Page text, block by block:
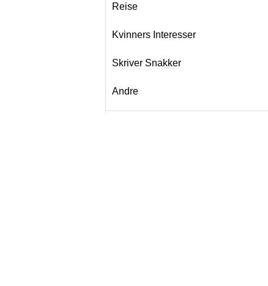
Reise
Kvinners Interesser
Skriver Snakker
Andre